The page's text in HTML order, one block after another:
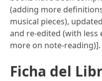
(adding more
musical pieces),
and re-edited (with
more on note-reading)].
Ficha del